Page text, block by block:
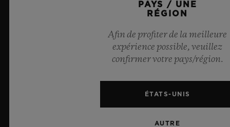
Hublot ouvre le troisième chapitre de sa saga Essential
Fusion en gris radieux, disponibles uniquement en
PAYS / UNE
RÉGION
Afin de profiter de la meilleure
expérience possible, veuillez
confirmer votre pays/région.
ÉTATS-UNIS
AUTRE